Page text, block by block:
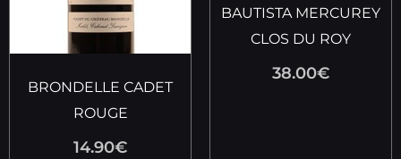
BRONDELLE CADET
ROUGE
14.90€
BAUTISTA MERCUREY
CLOS DU ROY
38.00€